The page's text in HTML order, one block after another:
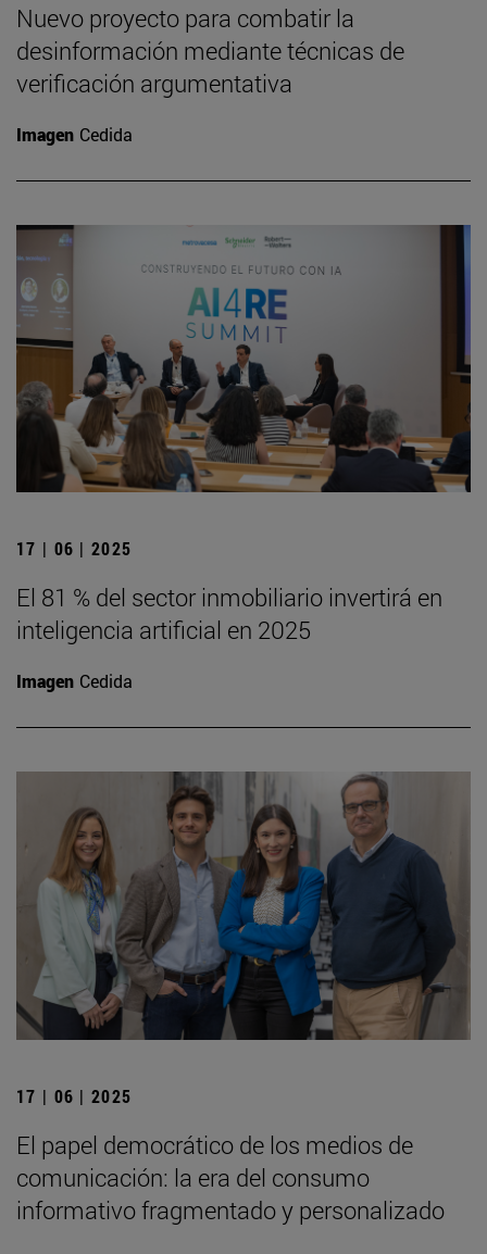
Nuevo proyecto para combatir la
desinformación mediante técnicas de
verificación argumentativa
Imagen Cedida
17 | 06 | 2025
El 81 % del sector inmobiliario invertirá en
inteligencia artificial en 2025
Imagen Cedida
17 | 06 | 2025
El papel democrático de los medios de
comunicación: la era del consumo
informativo fragmentado y personalizado